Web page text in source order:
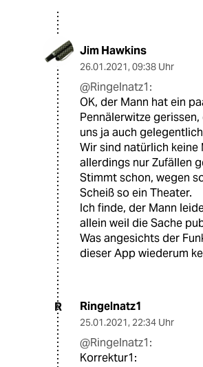
Jim Hawkins
26.01.2021, 09:38 Uhr
@Ringelnatz1:
OK, der Mann hat ein
Pennälerwitze
uns ja auch
Wir sind natürlich keine
allerdings nur Zufällen
Stimmt schon, wegen
Scheiß so ein Theater.
Ich finde, der Mann
allein weil die Sache
Was angesichts der
dieser App wiederum
R Ringelnatz1
25.01.2021, 22:34 Uhr
@Ringelnatz1:
Korrektur1: